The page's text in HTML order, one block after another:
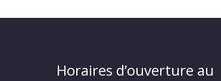
Horaires d’ouverture au